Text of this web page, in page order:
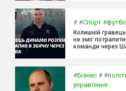
# #Спорт #
Колишній
не зміг
команди через
#Бізнес # #
управління